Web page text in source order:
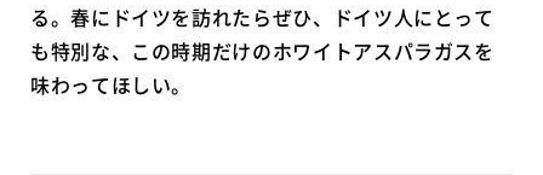
る。春にドイツを訪れたらぜひ、ドイツ人にとって
も特別な、この時期だけのホワイトアスパラガスを
味わってほしい。